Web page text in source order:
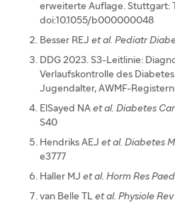
erweiterte Auflage. Stuttgart:
doi:10.1055/b000000048
Besser REJ et al. Pediatr
DDG 2023. S3-Leitlinie:
Verlaufskontrolle des
Jugendalter, AWMF-
ElSayed NA et al. Diabetes
S40
Hendriks AEJ et al. Diabetes
e3777
Haller MJ et al. Horm Res
van Belle TL et al. Physiole Rev